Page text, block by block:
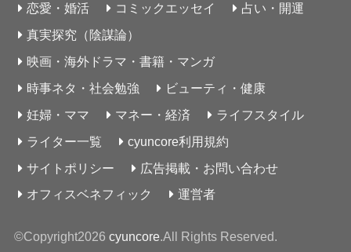
恋愛・婚活 コミックエッセイ
占い・開運
真実探究（陰謀論）
映画・海外ドラマ・書籍・マンガ
時事ネタ・社会勉強
ビューティ・健康
妊婦・ママ
マネー・経済
ライフスタイル
ライター一覧
cyuncore利用規約
サイトポリシー
広告掲載・お問い合わせ
オフィスベネフィック
運営者
©Copyright2026 cyuncore.All Rights Reserved.